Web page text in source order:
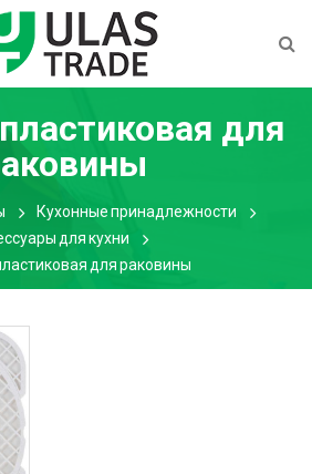
для
Кухонные принадлежности
для кухни
для раковины